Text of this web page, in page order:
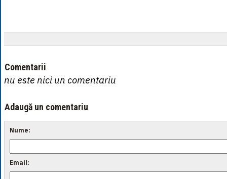
Comentarii
nu este nici un comentariu
Adaugă un comentariu
Nume:
Email: